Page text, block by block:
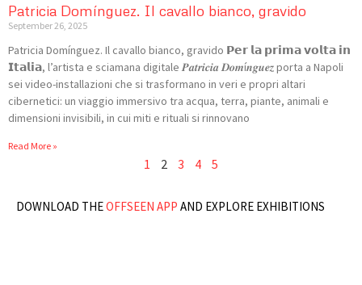
Patricia Domínguez. Il cavallo bianco, gravido
September 26, 2025
Patricia Domínguez. Il cavallo bianco, gravido 𝗣𝗲𝗿 𝗹𝗮 𝗽𝗿𝗶𝗺𝗮 𝘃𝗼𝗹𝘁𝗮 𝗶𝗻
𝗜𝘁𝗮𝗹𝗶𝗮, l’artista e sciamana digitale 𝑷𝒂𝒕𝒓𝒊𝒄𝒊𝒂 𝑫𝒐𝒎í𝒏𝒈𝒖𝒆𝒛 porta a Napoli
sei video-installazioni che si trasformano in veri e propri altari
cibernetici: un viaggio immersivo tra acqua, terra, piante, animali e
dimensioni invisibili, in cui miti e rituali si rinnovano
Read More »
1 2 3 4 5
DOWNLOAD THEOFFSEEN APP AND EXPLORE EXHIBITIONS